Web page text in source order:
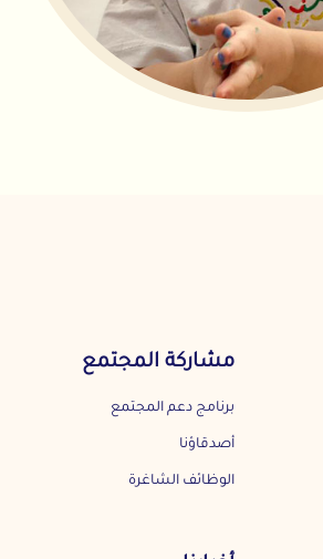
مشاركة المجتمع
برنامج دعم المجتمع
أصدقاؤنا
الوظائف الشاغرة